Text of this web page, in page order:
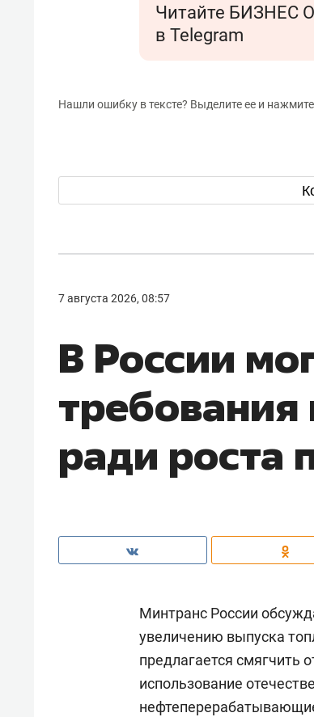
Читайте БИЗНЕС
в Telegram
Нашли ошибку в тексте? Выделите ее и
7 августа 2026, 08:57
В России
требования
ради роста
Минтранс России
увеличению выпуска
предлагается смягчить
использование